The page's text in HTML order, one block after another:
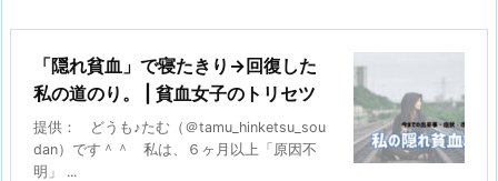
「隠れ貧血」で寝たきり→回復した
私の道のり。 | 貧血女子のトリセツ
提供： どうも♪たむ（＠tamu_hinketsu_sou
dan）です＾＾ 私は、６ヶ月以上「原因不
明」 ...